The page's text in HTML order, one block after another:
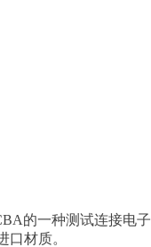
的一种测试连接电
材质。